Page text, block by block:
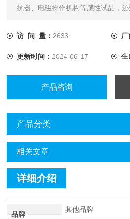
抗器、电磁操作机构等感性试品，还
器，由于低压线圈采用铜箔绕制，电
访 问 量： 2633 厂
更新时间： 2024-06-17 生
产品咨询
产品分类
相关文章
详细介绍
品牌
其他品牌